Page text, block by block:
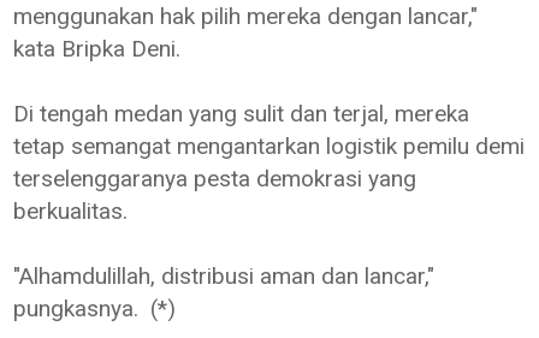
menggunakan hak pilih mereka dengan lancar,"
kata Bripka Deni.
Di tengah medan yang sulit dan terjal, mereka
tetap semangat mengantarkan logistik pemilu demi
terselenggaranya pesta demokrasi yang
berkualitas.
"Alhamdulillah, distribusi aman dan lancar,"
pungkasnya. (*)